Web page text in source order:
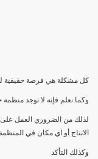
كل مشكلة هي فرصة حقيقية
وكما نعلم فإنه لا توجد
لذلك من الضروري العمل
الانتاج أو اي مكان في
وكذلك التأكد